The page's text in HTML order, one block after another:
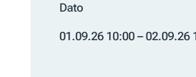
Dato
01.09.26 10:00 – 02.09.26